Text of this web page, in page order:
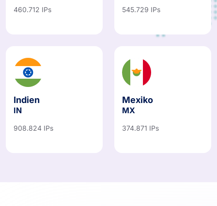
460.712 IPs 545.729 IPs
Indien
IN
908.824 IPs
Mexiko
MX
374.871 IPs